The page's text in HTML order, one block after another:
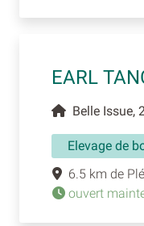
EARL
Belle Issue,
Elevage de
6.5 km de
ouvert